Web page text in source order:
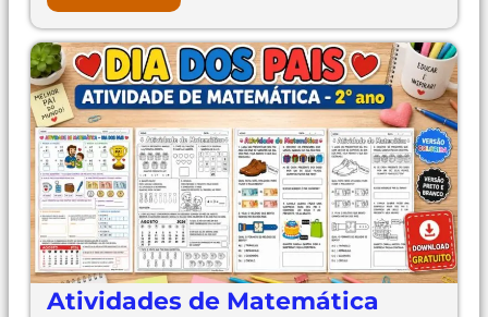
Atividades de Matemática